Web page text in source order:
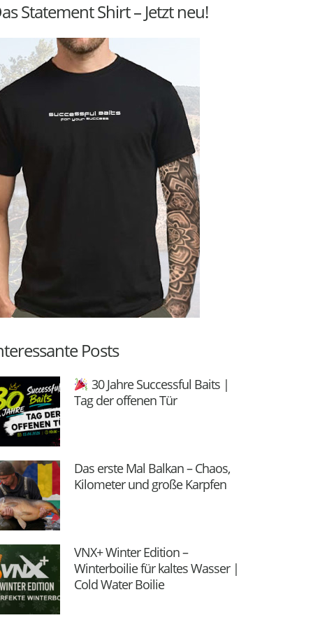
Statement Shirt – Jetzt neu!
Posts
30 Jahre Successful Baits |
Tag der offenen Tür
Das erste Mal Balkan – Chaos,
Kilometer und große Karpfen
VNX+ Winter Edition –
Winterboilie für kaltes Wasser |
Cold Water Boilie